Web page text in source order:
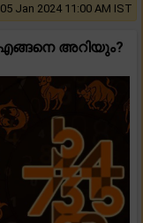
Jan 2024 11:00 AM IST
അറിയും?